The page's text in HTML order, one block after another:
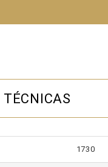
TÉCNICAS
1730